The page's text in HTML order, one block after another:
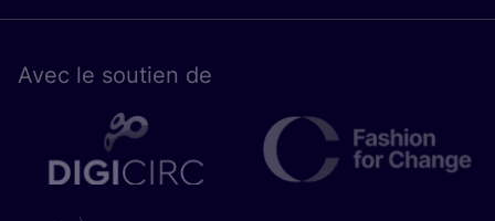
Avec le sou­tien de